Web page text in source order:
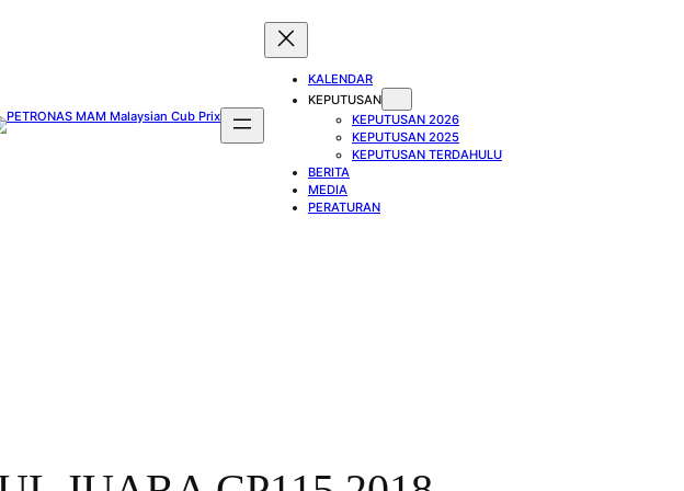
KALENDAR
KEPUTUSAN
KEPUTUSAN 2026
KEPUTUSAN 2025
KEPUTUSAN TERDAHULU
BERITA
MEDIA
PERATURAN